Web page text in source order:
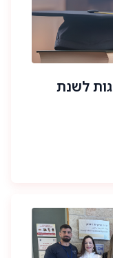
לשנת
פתיחת
התוכנית מעניקה מלגות לימודים בסך 10,000 ש״ח
בדרך
הבוגרים